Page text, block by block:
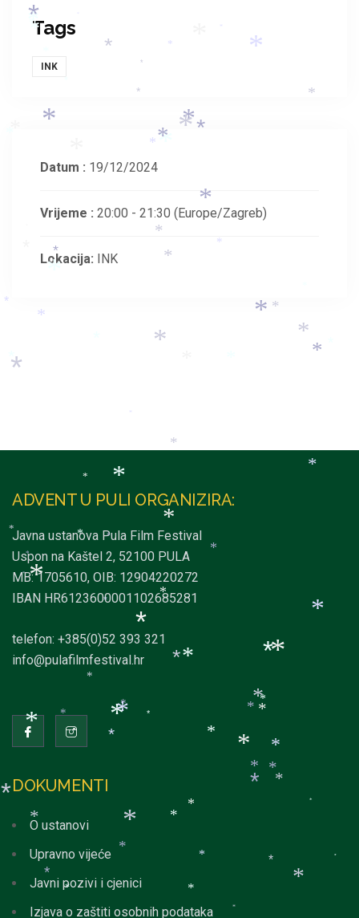
Tags
INK
Datum : 19/12/2024
Vrijeme : 20:00 - 21:30 (Europe/Zagreb)
Lokacija: INK
ADVENT U PULI ORGANIZIRA:
Javna ustanova Pula Film Festival
Uspon na Kaštel 2, 52100 PULA
MB: 1705610, OIB: 12904220272
IBAN HR6123600001102685281
telefon: +385(0)52 393 321
info@pulafilmfestival.hr
DOKUMENTI
O ustanovi
Upravno vijeće
Javni pozivi i cjenici
Izjava o zaštiti osobnih podataka
*
*
*
*
*
*
*
*
*
*
*
*
*
*
*
*
*
*
*
*
*
*
*
*
*
*
*
*
*
*
*
*
*
*
*
*
*
*
*
**
*
*
*
*
*
*
*
*
*
*
*
*
* *
*
*
*
*
*
*
*
*
*
*
*
*
*
*
*
*
*
*
*
*
*
*
*
*
*
*
*
*
*
*